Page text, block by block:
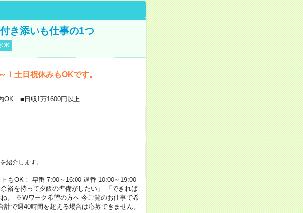
き添いも仕事の1つ
土日祝休みもOKです。
OK ■日収1万1600円以上
紹介します。
もOK！ 早番 7:00～16:00 遅番 10:00～19:00
裕を持って夕飯の準備がしたい」 「できれば
。 ※Wワーク希望の方へ 今ご覧のお仕事で希
で週40時間を超える場合は応募できません。